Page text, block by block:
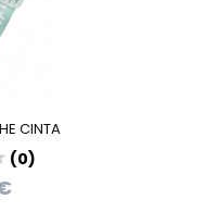
CINTA
(0)